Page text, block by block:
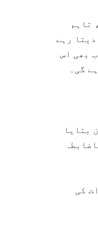
تاہم
رہے
بھی اس
گی۔
بتایا
کی